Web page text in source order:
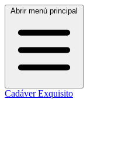
Abrir menú principal
Cadáver Exquisito